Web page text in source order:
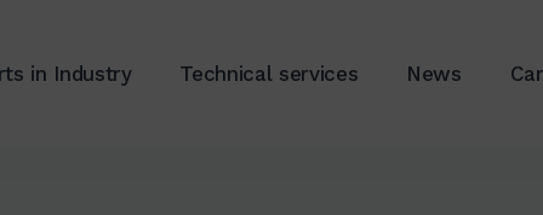
in Industry Technical services News